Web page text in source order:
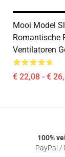
Mooi Model
Romantische
Ventilatoren
€ 22,08 - €
100%
PayPal /